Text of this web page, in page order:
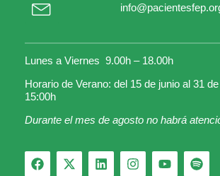
Lunes a Viernes 9.00h – 18.00h
Horario de Verano: del 15 de junio al 31
15:00h
Durante el mes de agosto no habrá